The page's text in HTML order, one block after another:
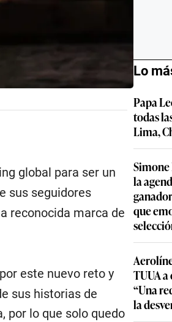
global para ser un
sus seguidores
reconocida marca de
este nuevo reto y
sus historias de
por lo que solo quedo
Lo
Papa
todas
Lima,
Simone
la
que
TUUA
“Una
la